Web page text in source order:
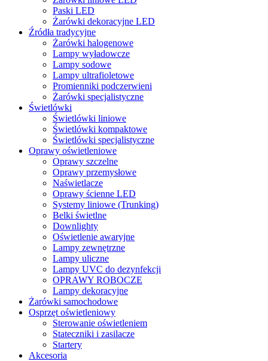
Paski LED
Żarówki dekoracyjne LED
Źródła tradycyjne
Żarówki halogenowe
Lampy wyładowcze
Lampy sodowe
Lampy ultrafioletowe
Promienniki podczerwieni
Żarówki specjalistyczne
Świetlówki
Świetlówki liniowe
Świetlówki kompaktowe
Świetlówki specjalistyczne
Oprawy oświetleniowe
Oprawy szczelne
Oprawy przemysłowe
Naświetlacze
Oprawy ścienne LED
Systemy liniowe (Trunking)
Belki świetlne
Downlighty
Oświetlenie awaryjne
Lampy zewnętrzne
Lampy uliczne
Lampy UVC do dezynfekcji
OPRAWY ROBOCZE
Lampy dekoracyjne
Żarówki samochodowe
Osprzęt oświetleniowy
Sterowanie oświetleniem
Stateczniki i zasilacze
Startery
Akcesoria